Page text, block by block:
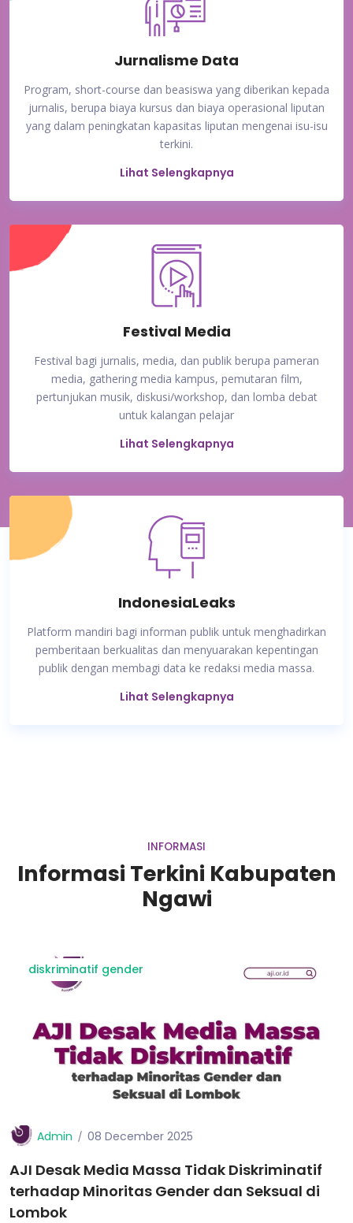
Jurnalisme Data
Program, short-course dan beasiswa yang diberikan kepada
jurnalis, berupa biaya kursus dan biaya operasional liputan
yang dalam peningkatan kapasitas liputan mengenai isu-isu
terkini.
Lihat Selengkapnya
Festival Media
Festival bagi jurnalis, media, dan publik berupa pameran
media, gathering media kampus, pemutaran film,
pertunjukan musik, diskusi/workshop, dan lomba debat
untuk kalangan pelajar
Lihat Selengkapnya
IndonesiaLeaks
Platform mandiri bagi informan publik untuk menghadirkan
pemberitaan berkualitas dan menyuarakan kepentingan
publik dengan membagi data ke redaksi media massa.
Lihat Selengkapnya
INFORMASI
Informasi Terkini Kabupaten
Ngawi
diskriminatif gender
Admin 08 December 2025
AJI Desak Media Massa Tidak Diskriminatif
terhadap Minoritas Gender dan Seksual di
Lombok